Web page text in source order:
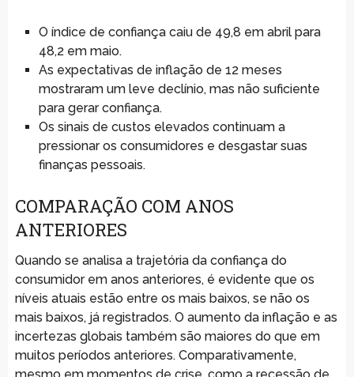
O índice de confiança caiu de 49,8 em abril para
48,2 em maio.
As expectativas de inflação de 12 meses
mostraram um leve declínio, mas não suficiente
para gerar confiança.
Os sinais de custos elevados continuam a
pressionar os consumidores e desgastar suas
finanças pessoais.
COMPARAÇÃO COM ANOS
ANTERIORES
Quando se analisa a trajetória da confiança do
consumidor em anos anteriores, é evidente que os
níveis atuais estão entre os mais baixos, se não os
mais baixos, já registrados. O aumento da inflação e as
incertezas globais também são maiores do que em
muitos períodos anteriores. Comparativamente,